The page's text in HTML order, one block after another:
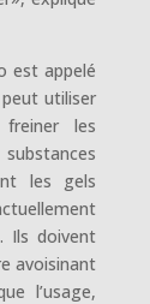
est appelé
utiliser
les
les gels
Ils doivent
avoisinant
l’usage,